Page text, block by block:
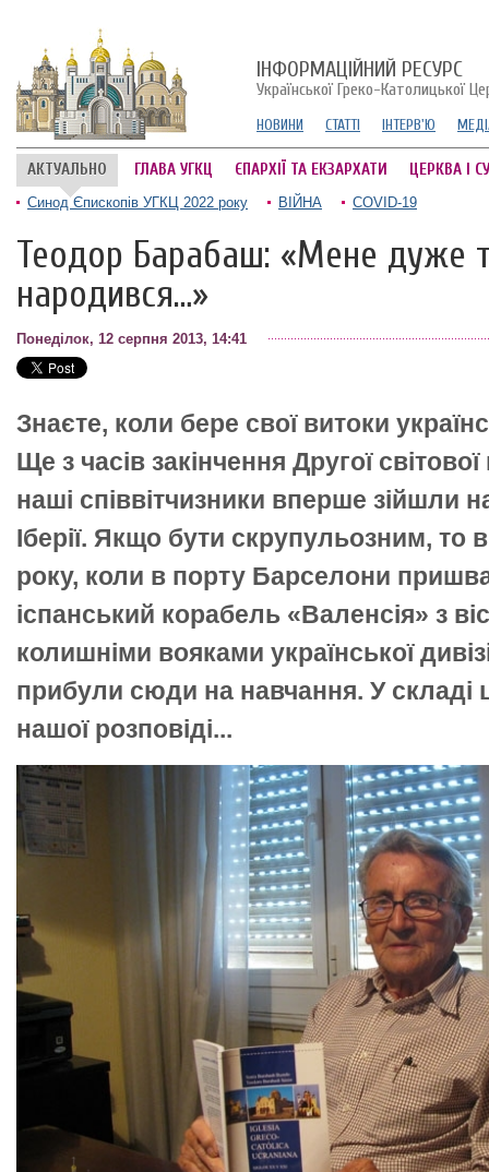
ІНФОРМАЦІЙНИЙ РЕСУРС
Української Греко-Католицької
НОВИНИ СТАТТІ ІНТЕРВ'Ю
АКТУАЛЬНО ГЛАВА УГКЦ ЄПАРХІЇ ТА ЕКЗАРХАТИ ЦЕРКВА І
Синод Єпископів УГКЦ 2022 року ВІЙНА COVID-19
Теодор Барабаш: «Мене дуже
народився…»
Понеділок, 12 серпня 2013, 14:41
Знаєте, коли бере свої витоки
Ще з часів закінчення Другої світової
наші співвітчизники вперше зійшли
Іберії. Якщо бути скрупульозним, то
року, коли в порту Барселони
іспанський корабель «Валенсія» з
колишніми вояками української
прибули сюди на навчання. У складі
нашої розповіді...